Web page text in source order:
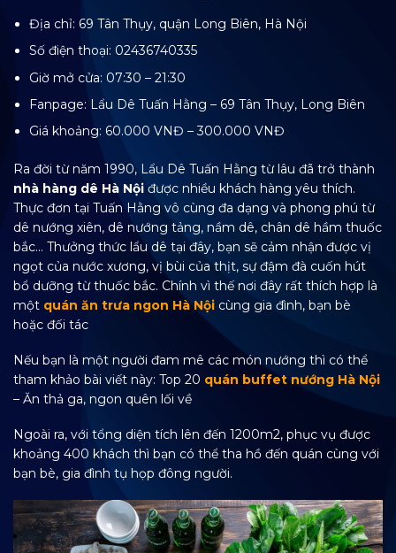
Địa chỉ: 69 Tân Thụy, quận Long Biên, Hà Nội
Số điện thoại: 02436740335
Giờ mở cửa: 07:30 – 21:30
Fanpage: Lẩu Dê Tuấn Hằng – 69 Tân Thụy, Long Biên
Giá khoảng: 60.000 VNĐ – 300.000 VNĐ
Ra đời từ năm 1990, Lẩu Dê Tuấn Hằng từ lâu đã trở thành
nhà hàng dê Hà Nội được nhiều khách hàng yêu thích.
Thực đơn tại Tuấn Hằng vô cùng đa dạng và phong phú từ
dê nướng xiên, dê nướng tảng, nầm dê, chân dê hầm thuốc
bắc… Thưởng thức lẩu dê tại đây, bạn sẽ cảm nhận được vị
ngọt của nước xương, vị bùi của thịt, sự đậm đà cuốn hút
bổ dưỡng từ thuốc bắc. Chính vì thế nơi đây rất thích hợp là
một quán ăn trưa ngon Hà Nội cùng gia đình, bạn bè
hoặc đối tác
Nếu bạn là một người đam mê các món nướng thì có thể
tham khảo bài viết này: Top 20 quán buffet nướng Hà Nội
– Ăn thả ga, ngon quên lối về
Ngoài ra, với tổng diện tích lên đến 1200m2, phục vụ được
khoảng 400 khách thì bạn có thể tha hồ đến quán cùng với
bạn bè, gia đình tụ họp đông người.